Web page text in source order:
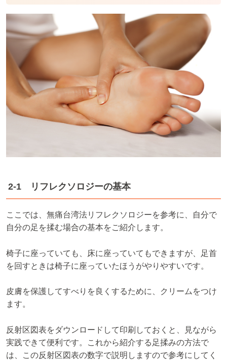
2-1 リフレクソロジーの基本
ここでは、無痛台湾法リフレクソロジーを参考に、自分で
自分の足を揉む場合の基本をご紹介します。
椅子に座っていても、床に座っていてもできますが、足首
を回すときは椅子に座っていたほうがやりやすいです。
皮膚を保護してすべりを良くするために、クリームをつけ
ます。
反射区図表をダウンロードして印刷しておくと、見ながら
実践できて便利です。これから紹介する足揉みの方法で
は、この反射区図表の数字で説明しますので参考にしてく